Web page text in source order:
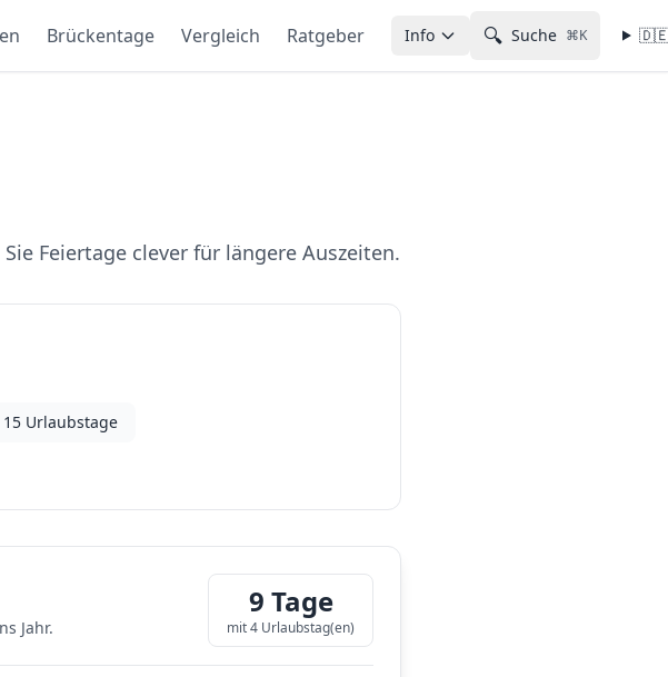
Brückentage Vergleich Ratgeber Info 🔍 Suche ⌘K
Feiertage clever für längere Auszeiten.
Urlaubstage
Jahr.
9 Tage
mit 4 Urlaubstag(en)